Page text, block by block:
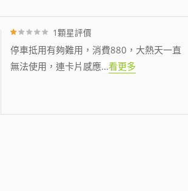
1顆星評價
停車抵用有夠難用，消費880，大熱天一直
無法使用，連卡片感應...看更多